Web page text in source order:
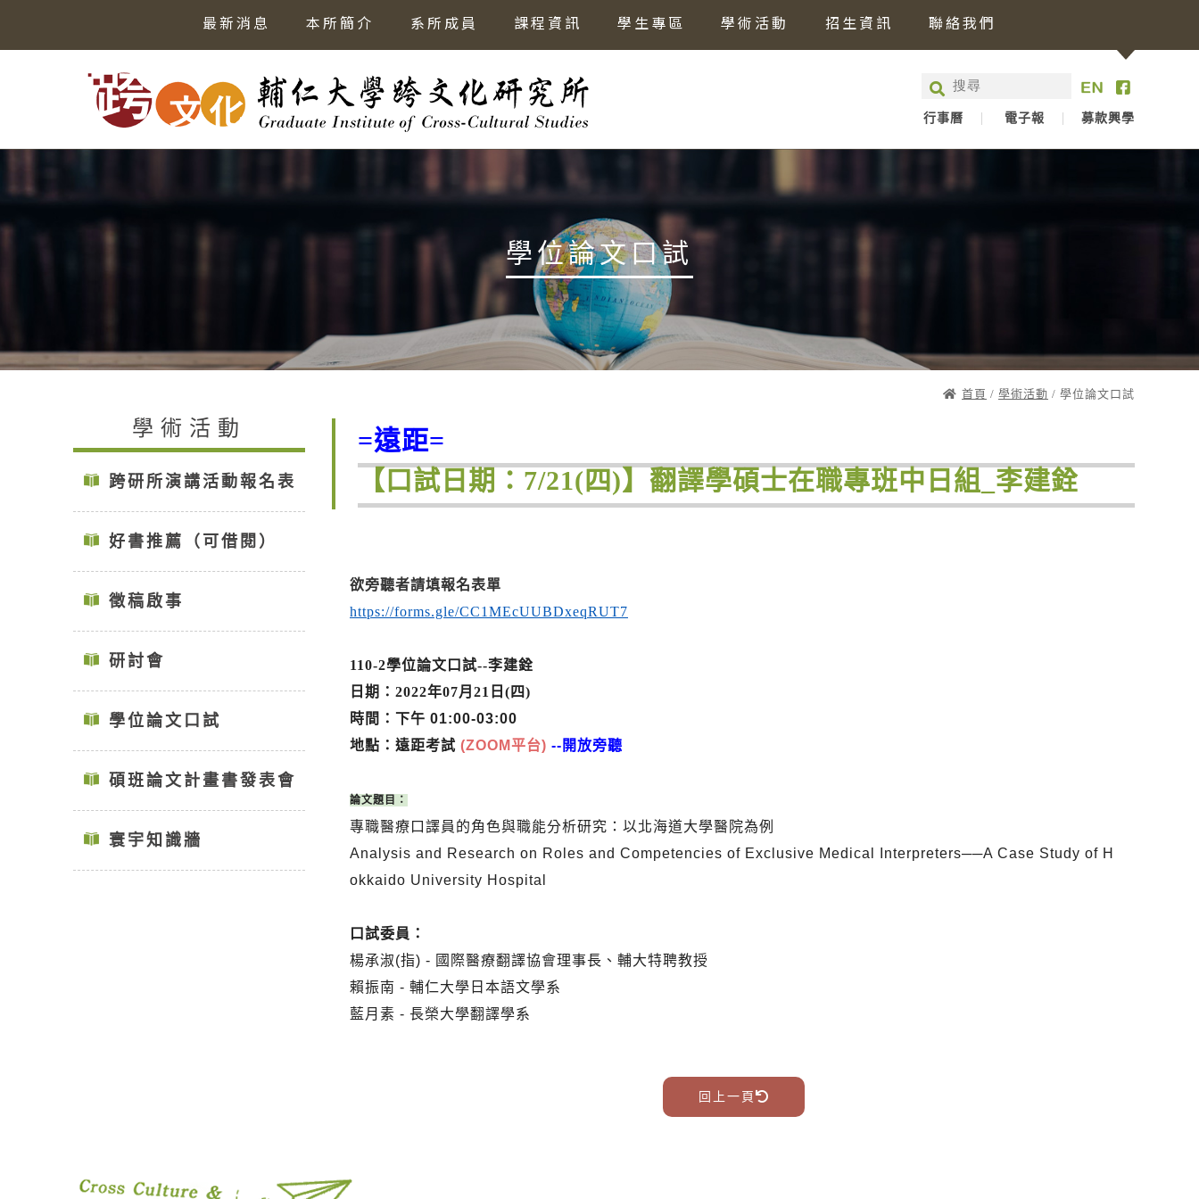
最新消息 本所簡介 系所成員 課程資訊 學生專區 學術活動 招生資訊 聯絡我們
行事曆 電子報 募款興學
學位論文口試
首頁 / 學術活動 / 學位論文口試
學術活動
跨研所演講活動報名表
好書推薦（可借閱）
徵稿啟事
研討會
學位論文口試
碩班論文計畫書發表會
寰宇知識牆
=遠距=
【口試日期：7/21(四)】翻譯學碩士在職專班中日組_李建銓
欲旁聽者請填報名表單
https://forms.gle/CC1MEcUUBDxeqRUT7
110-2學位論文口試--李建銓
日期：2022年07月21日(四)
時間：下午 01:00-03:00
地點： 遠距考試 (ZOOM平台) --開放旁聽
論文題目：
專職醫療口譯員的角色與職能分析研究：以北海道大學醫院為例
Analysis and Research on Roles and Competencies of Exclusive Medical Interpreters──A Case Study of H
okkaido University Hospital
口試委員：
楊承淑(指) - 國際醫療翻譯協會理事長、輔大特聘教授
賴振南 - 輔仁大學日本語文學系
藍月素 - 長榮大學翻譯學系
回上一頁